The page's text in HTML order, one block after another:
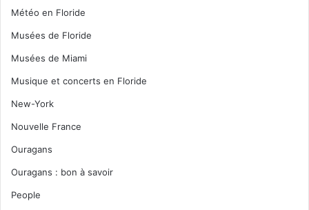
Météo en Floride
Musées de Floride
Musées de Miami
Musique et concerts en Floride
New-York
Nouvelle France
Ouragans
Ouragans : bon à savoir
People